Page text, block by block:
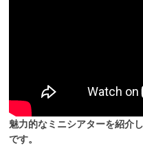
魅力的なミニシアターを紹介
です。